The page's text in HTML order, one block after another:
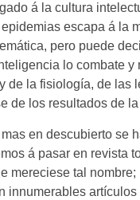
á la cultura
escapa á la
pero puede
lo combate y
de la fisiología, de las
de los resultados de
en descubierto se
á pasar en revista
mereciese tal
innumerables